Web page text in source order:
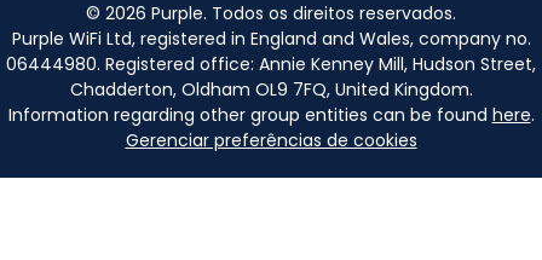
© 2026 Purple. Todos os direitos reservados.
Purple WiFi Ltd, registered in England and Wales, company no.
06444980. Registered office: Annie Kenney Mill, Hudson Street,
Chadderton, Oldham OL9 7FQ, United Kingdom.
Information regarding other group entities can be found here.
Gerenciar preferências de cookies